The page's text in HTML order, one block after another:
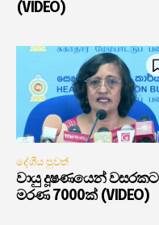
(VIDEO)
දේශීය පුවත්
වායු දූෂණයෙන් වසරකට
මරණ 7000ක් (VIDEO)